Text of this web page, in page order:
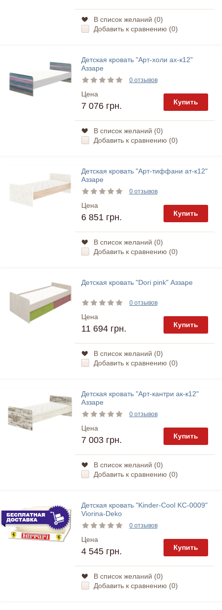
В список желаний (0)
Добавить к сравнению (0)
Детская кровать "Арт-холи ах-к12"
Аззаре
0 отзывов
Цена
7 076 грн. Купить
В список желаний (0)
Добавить к сравнению (0)
Детская кровать "Арт-тиффани ат-к12"
Аззаре
0 отзывов
Цена
6 851 грн. Купить
В список желаний (0)
Добавить к сравнению (0)
Детская кровать "Dori pink" Аззаре
0 отзывов
Цена
11 694 грн. Купить
В список желаний (0)
Добавить к сравнению (0)
Детская кровать "Арт-кантри ак-к12"
Аззаре
0 отзывов
Цена
7 003 грн. Купить
В список желаний (0)
Добавить к сравнению (0)
Детская кровать "Kinder-Cool KC-0009"
Viorina-Deko
0 отзывов
Цена
4 545 грн. Купить
В список желаний (0)
Добавить к сравнению (0)